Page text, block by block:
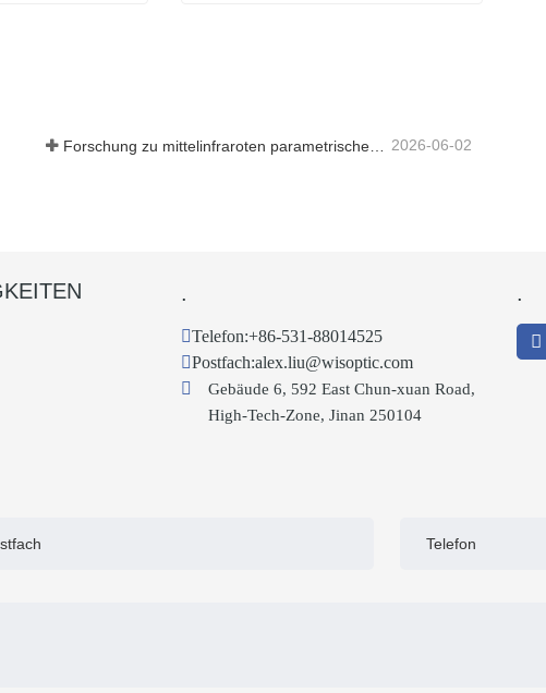
Forschung zu mittelinfraroten parametrischen Oszillatoren - Teil 05 2026-06-02
.
Telefon:+86-531-88014525
Postfach:alex.liu@wisoptic.com
Gebäude 6, 592 East Chun-xuan Road,
High-Tech-Zone, Jinan 250104
.